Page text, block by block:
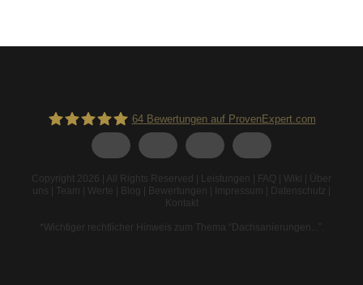
64Bewertungen auf ProvenExpert.com
Copyright 2026 | All Rights Reserved | Leistungen FAQ Wiki
Über
uns
Team Werte Blog Bewertungen Impressum Datenschutz
Kontakt
*Wichtiger rechtlicher Hinweis zum Thema “Dachsanierungen...” .